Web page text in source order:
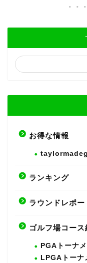
お得な情報
ランキング
ラウンドレポー
ゴルフ場コース
PGAトーナ
LPGAトーナ